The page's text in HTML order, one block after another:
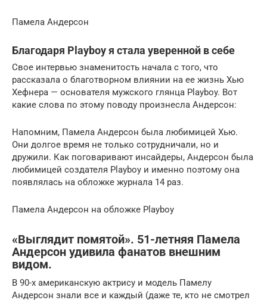
Памела Андерсон
Благодаря Playboy я стала уверенной в себе
Свое интервью знаменитость начала с того, что
рассказала о благотворном влиянии на ее жизнь Хью
Хефнера — основателя мужского глянца Playboy. Вот
какие слова по этому поводу произнесла Андерсон:
Напомним, Памела Андерсон была любимицей Хью.
Они долгое время не только сотрудничали, но и
дружили. Как поговаривают инсайдеры, Андерсон была
любимицей создателя Playboy и именно поэтому она
появлялась на обложке журнала 14 раз.
Памела Андерсон на обложке Playboy
«Выглядит помятой». 51-летняя Памела
Андерсон удивила фанатов внешним
видом.
В 90-х американскую актрису и модель Памелу
Андерсон знали все и каждый (даже те, кто не смотрел